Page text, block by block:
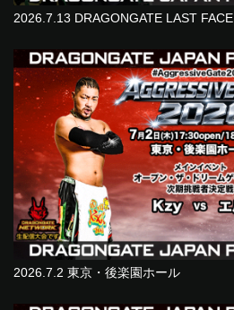
2026.7.13 DRAGONGATE LAST FACE
2026.7.2 東京・後楽園ホール